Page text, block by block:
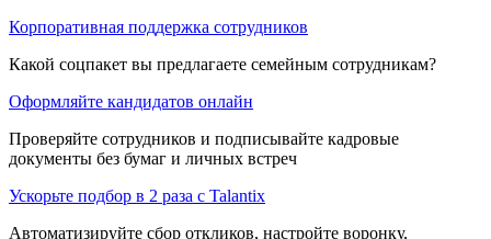
Корпоративная поддержка сотрудников
Какой соцпакет вы предлагаете семейным сотрудникам?
Оформляйте кандидатов онлайн
Проверяйте сотрудников и подписывайте кадровые
документы без бумаг и личных встреч
Ускорьте подбор в 2 раза с Talantix
Автоматизируйте сбор откликов, настройте воронку,